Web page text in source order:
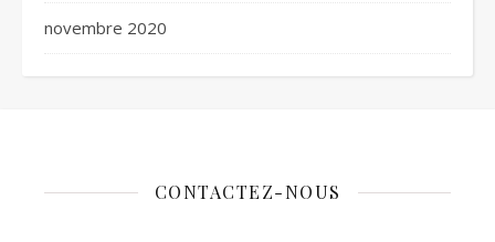
novembre 2020
CONTACTEZ-NOUS